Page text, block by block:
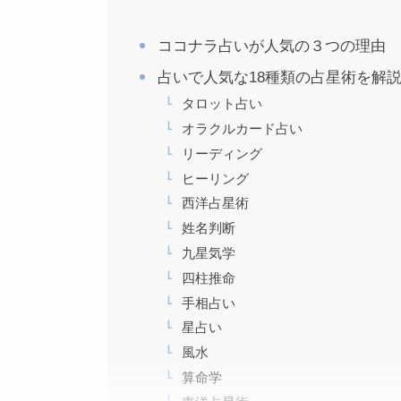
ココナラ占いが人気の３つの理由
占いで人気な18種類の占星術を解説
タロット占い
オラクルカード占い
リーディング
ヒーリング
西洋占星術
姓名判断
九星気学
四柱推命
手相占い
星占い
風水
算命学